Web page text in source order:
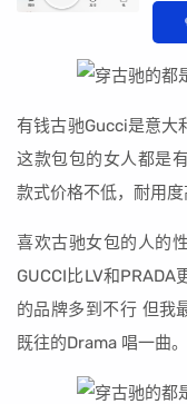
有钱古驰Gucci是意大
这款包包的女人都是
款式价格不低，耐用度
喜欢古驰女包的人的
GUCCI比LV和
的品牌多到不行 但我
既往的Drama 唱一曲。